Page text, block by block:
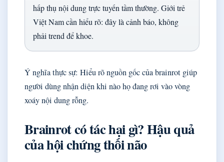
hấp thụ nội dung trực tuyến tầm thường. Giới trẻ
Việt Nam cần hiểu rõ: đây là cảnh báo, không
phải trend để khoe.
Ý nghĩa thực sự: Hiểu rõ nguồn gốc của brainrot giúp
người dùng nhận diện khi nào họ đang rơi vào vòng
xoáy nội dung rỗng.
Brainrot có tác hại gì? Hậu quả
của hội chứng thối não